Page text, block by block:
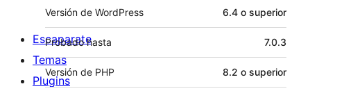
Versión de WordPress 6.4 o superior
Probado hasta 7.0.3
Versión de PHP 8.2 o superior
Escaparate
Temas
Plugins